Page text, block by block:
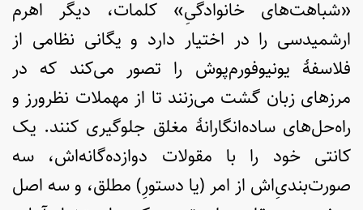
«شباهت‌های خانوادگیِ» کلمات، دیگر اهرم
ارشمیدسی را در اختیار دارد و یگانی نظامی از
فلاسفۀ یونیوفورم‌پوش را تصور می‌کند که در
مرزهای زبان گشت می‌زنند تا از مهملات نظرورز و
راه‌حل‌های ساده‌انگارانۀ مغلق جلوگیری کنند. یک
کانتی خود را با مقولات دوازده‌گانه‌اش، سه
صورت‌بندیِ‌اش از امر (یا دستورِ) مطلق، و سه اصل